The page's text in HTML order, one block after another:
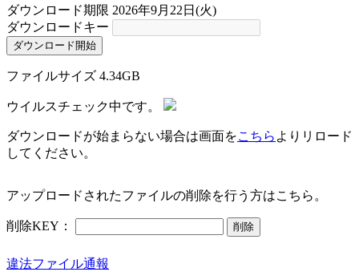
ダウンロード期限 2026年9月22日(火)
ダウンロードキー
ダウンロード開始
ファイルサイズ 4.34GB
ウイルスチェック中です。
ダウンロードが始まらない場合は画面をこちら よりリロード
してください。
アップロードされたファイルの削除を行う方はこちら。
削除KEY： 削除
違法ファイル通報